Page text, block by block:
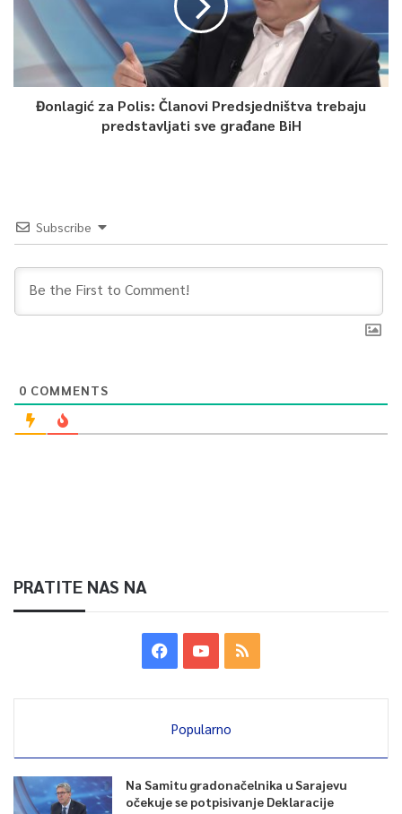
5
Đonlagić za Polis: Članovi Predsjedništva trebaju
predstavljati sve građane BiH
Subscribe
0 COMMENTS
PRATITE NAS NA
Popularno
Na Samitu gradonačelnika u Sarajevu
očekuje se potpisivanje Deklaracije